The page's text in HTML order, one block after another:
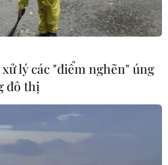
MỤC
tác với Việt Nam
và thịnh vượng
Tầm nhìn hợp
Việt Nam-
lý các "điểm nghẽn" úng
đô thị